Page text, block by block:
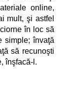
online,
mult, şi astfel
în loc să
simple; învaţă
să recunoşti
înşfacă-l.